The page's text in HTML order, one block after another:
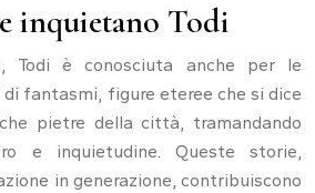
inquietano Todi
Todi è conosciuta anche per le
fantasmi, figure eteree che si dice
pietre della città, tramandando
e inquietudine. Queste storie,
in generazione, contribuiscono